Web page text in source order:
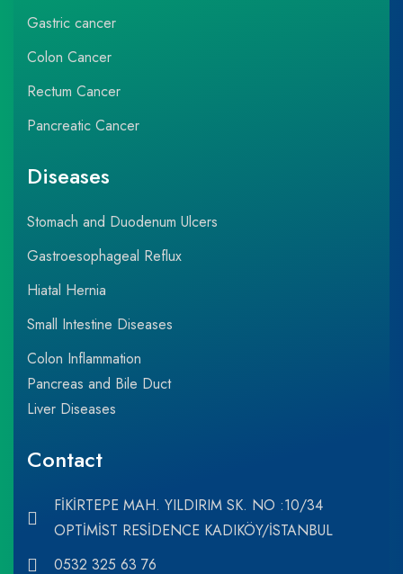
Gastric cancer
Colon Cancer
Rectum Cancer
Pancreatic Cancer
Diseases
Stomach and Duodenum Ulcers
Gastroesophageal Reflux
Hiatal Hernia
Small Intestine Diseases
Colon Inflammation
Pancreas and Bile Duct
Liver Diseases
Contact
FİKİRTEPE MAH. YILDIRIM SK. NO :10/34
OPTİMİST RESİDENCE KADIKÖY/İSTANBUL
0532 325 63 76